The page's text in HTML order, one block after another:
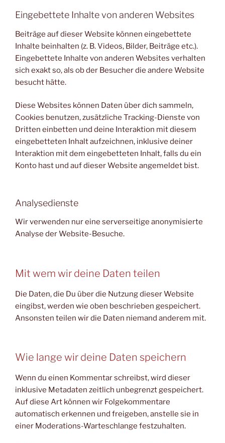
Eingebettete Inhalte von anderen Websites
Beiträge auf dieser Website können eingebettete
Inhalte beinhalten (z. B. Videos, Bilder, Beiträge etc.).
Eingebettete Inhalte von anderen Websites verhalten
sich exakt so, als ob der Besucher die andere Website
besucht hätte.
Diese Websites können Daten über dich sammeln,
Cookies benutzen, zusätzliche Tracking-Dienste von
Dritten einbetten und deine Interaktion mit diesem
eingebetteten Inhalt aufzeichnen, inklusive deiner
Interaktion mit dem eingebetteten Inhalt, falls du ein
Konto hast und auf dieser Website angemeldet bist.
Analysedienste
Wir verwenden nur eine serverseitige anonymisierte
Analyse der Website-Besuche.
Mit wem wir deine Daten teilen
Die Daten, die Du über die Nutzung dieser Website
eingibst, werden wie oben beschrieben gespeichert.
Ansonsten teilen wir die Daten niemand anderem mit.
Wie lange wir deine Daten speichern
Wenn du einen Kommentar schreibst, wird dieser
inklusive Metadaten zeitlich unbegrenzt gespeichert.
Auf diese Art können wir Folgekommentare
automatisch erkennen und freigeben, anstelle sie in
einer Moderations-Warteschlange festzuhalten.